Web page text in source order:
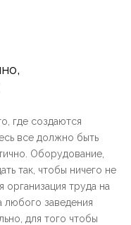
где создаются
все должно быть
Оборудование,
так, чтобы ничего не
труда на
любого заведения
для того чтобы